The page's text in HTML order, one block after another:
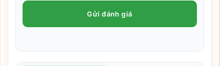
Gửi đánh giá